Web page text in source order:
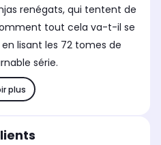
renégats, qui tentent de
tout cela va-t-il se
lisant les 72 tomes de
série.
plus